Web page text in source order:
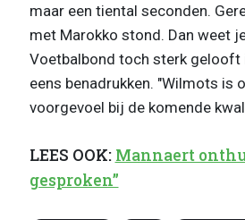
maar een tiental seconden.
met Marokko stond. Dan weet
Voetbalbond toch sterk gelooft
eens benadrukken. "Wilmots is
voorgevoel bij de komende
LEES OOK: Mannaert
gesproken”